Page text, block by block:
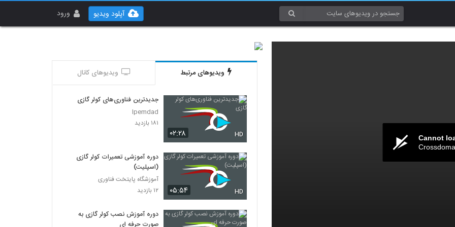
ورود آپلود ویدیو
Cannot
ویدیوهای مرتبط ویدیوهای کانال
۰۲:۲۸ HD
جدیدترین فناوری‌های کولر گازی
Ipemdad
۱۸۱ بازدید
۰۵:۵۴ HD
دوره آموزشی تعمیرات کولر گازی
(اسپلیت)
آموزشگاه پایتخت فناوری
۱۲ بازدید
دوره آموزش نصب کولر گازی به
صورت حرفه ای